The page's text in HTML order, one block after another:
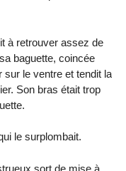
à retrouver assez de
baguette, coincée
sur le ventre et tendit la
Son bras était trop
le surplombait.